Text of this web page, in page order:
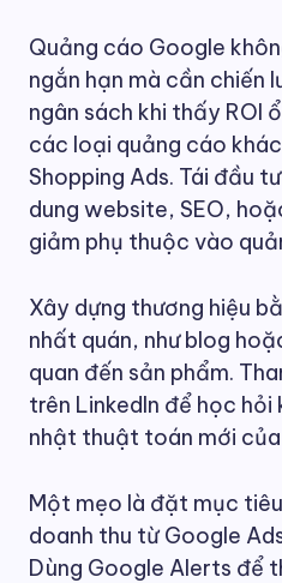
Quảng cáo Google
ngắn hạn mà cần chiến
ngân sách khi thấy ROI
các loại quảng cáo
Shopping Ads. Tái đầu
dung website, SEO,
giảm phụ thuộc vào
Xây dựng thương hiệu
nhất quán, như blog
quan đến sản phẩm.
trên LinkedIn để học hỏi
nhật thuật toán mới
Một mẹo là đặt mục
doanh thu từ Google
Dùng Google Alerts để